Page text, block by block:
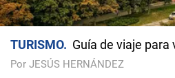
TURISMO Guía de viaje
Por JESÚS HERNÁNDEZ